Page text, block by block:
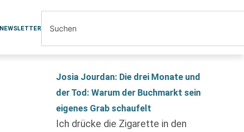
NEWSLETTER
Josia Jourdan: Die drei Monate und
der Tod: Warum der Buchmarkt sein
eigenes Grab schaufelt
Ich drücke die Zigarette in den